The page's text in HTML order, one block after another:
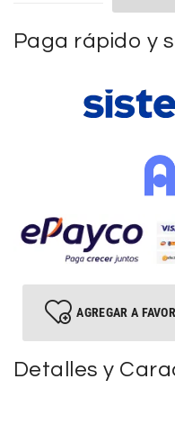
Paga rápido y
AGREGAR A
Detalles y